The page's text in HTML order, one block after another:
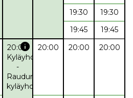
19:30
19:30
19:45
19:45
20:00info
Kyläyhdistys
-
Raudun
kyläyhdistys
20:00 20:00 20:00